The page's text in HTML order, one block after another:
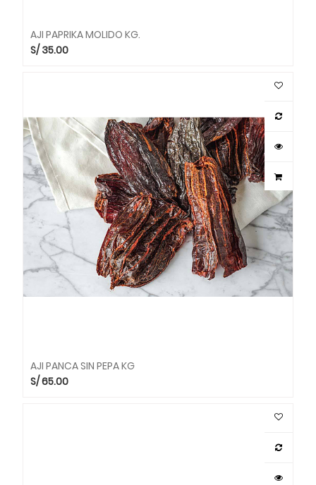
AJI PAPRIKA MOLIDO KG.
S/ 35.00
AJI PANCA SIN PEPA KG
S/65.00